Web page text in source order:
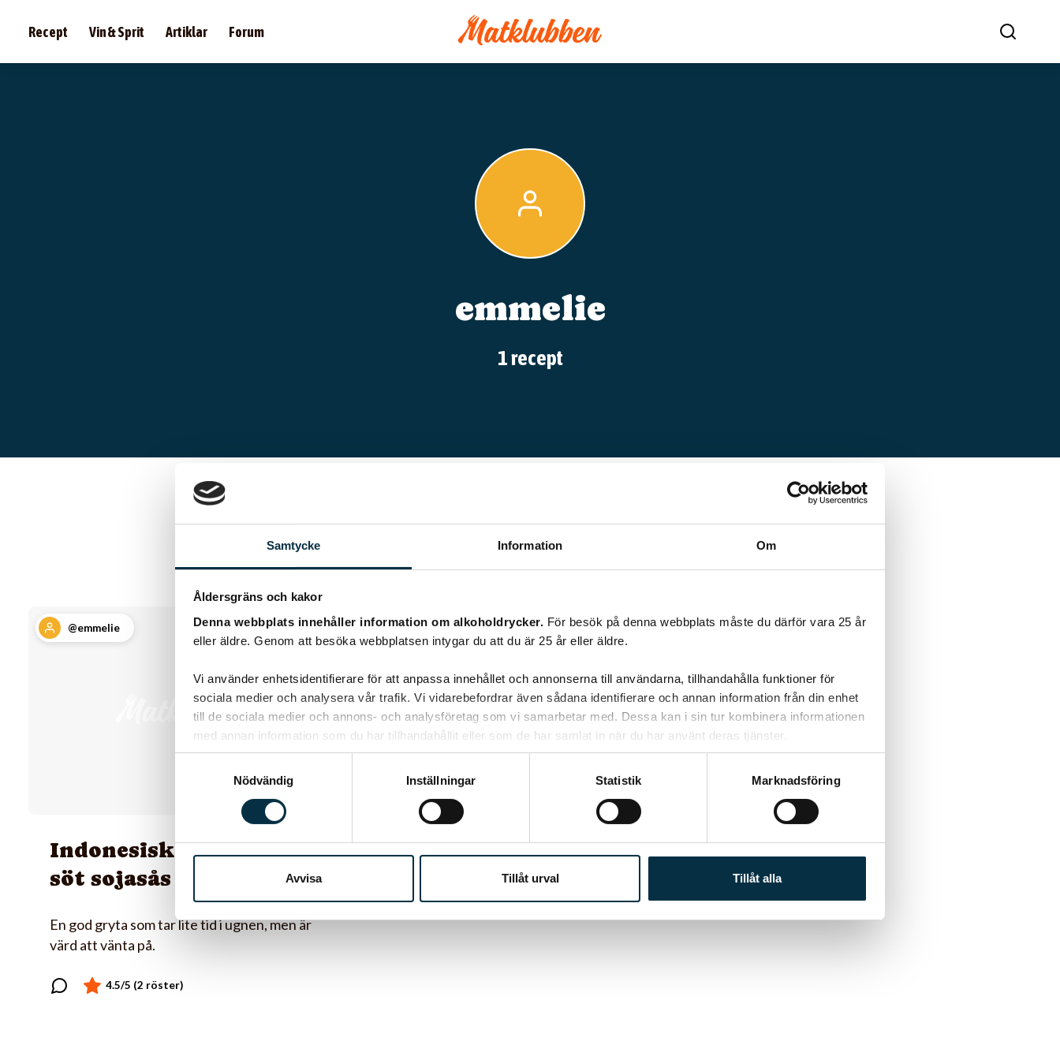
Samtycke Information Om
Åldersgräns och kakor
Denna webbplats innehåller information om alkoholdrycker. För besök på denna webbplats måste du därför vara 25 år
eller äldre. Genom att besöka webbplatsen intygar du att du är 25 år eller äldre.
Vi använder enhetsidentifierare för att anpassa innehållet och annonserna till användarna, tillhandahålla funktioner för
sociala medier och analysera vår trafik. Vi vidarebefordrar även sådana identifierare och annan information från din enhet
till de sociala medier och annons- och analysföretag som vi samarbetar med. Dessa kan i sin tur kombinera informationen
med annan information som du har tillhandahållit eller som de har samlat in när du har använt deras tjänster.
Nödvändig
Inställningar Statistik Marknadsföring
Avvisa Tillåt urval Tillåt alla
Recept Vin & Sprit Artiklar Forum
emmelie
1 recept
Recept av @emmelie
@emmelie
Indonesisk gryta med
söt sojasås
En god gryta som tar lite tid i ugnen, men är
värd att vänta på.